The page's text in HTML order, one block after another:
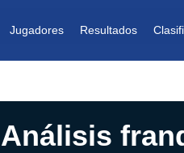
Jugadores Resultados
Análisis